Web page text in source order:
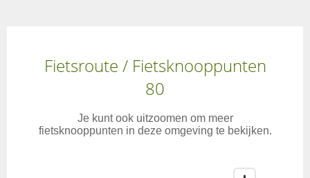
Fietsroute / Fietsknooppunten
80
Je kunt ook uitzoomen om meer
fietsknooppunten in deze omgeving te bekijken.